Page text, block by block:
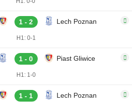
1 - 2 Lech Poznan
H1: 0-1
1 - 0 Piast Gliwice
H1: 1-0
1 - 1 Lech Poznan